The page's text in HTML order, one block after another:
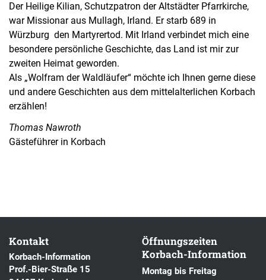
Der Heilige Kilian, Schutzpatron der Altstädter Pfarrkirche,
war Missionar aus Mullagh, Irland. Er starb 689 in
Würzburg den Martyrertod. Mit Irland verbindet mich eine
besondere persönliche Geschichte, das Land ist mir zur
zweiten Heimat geworden.
Als „Wolfram der Waldläufer“ möchte ich Ihnen gerne diese
und andere Geschichten aus dem mittelalterlichen Korbach
erzählen!
Thomas Nawroth
Gästeführer in Korbach
Kontakt
Korbach-Information
Prof.-Bier-Straße 15
Öffnungszeiten
Korbach-Information
Montag bis Freitag